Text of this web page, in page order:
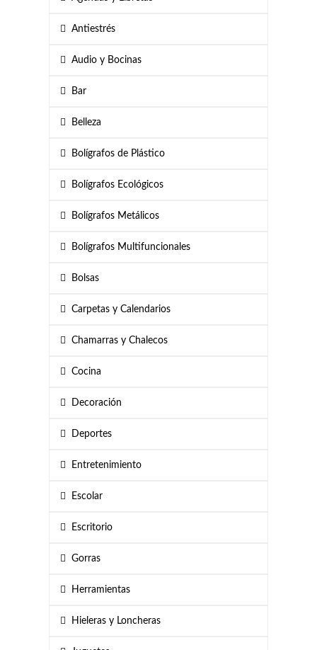
Antiestrés
Audio y Bocinas
Bar
Belleza
Bolígrafos de Plástico
Bolígrafos Ecológicos
Bolígrafos Metálicos
Bolígrafos Multifuncionales
Bolsas
Carpetas y Calendarios
Chamarras y Chalecos
Cocina
Decoración
Deportes
Entretenimiento
Escolar
Escritorio
Gorras
Herramientas
Hieleras y Loncheras